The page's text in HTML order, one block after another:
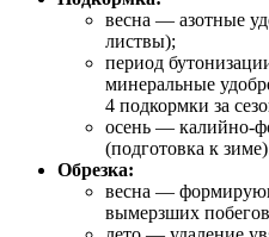
весна — азотные
листвы);
период
минеральные
4 подкормки за
осень —
(подготовка к
Обрезка:
весна —
вымерзших